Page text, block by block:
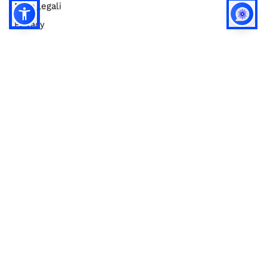
Note legali
Privacy